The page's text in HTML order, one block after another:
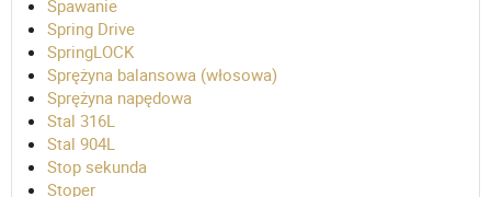
Spawanie
Spring Drive
SpringLOCK
Sprężyna balansowa (włosowa)
Sprężyna napędowa
Stal 316L
Stal 904L
Stop sekunda
Stoper